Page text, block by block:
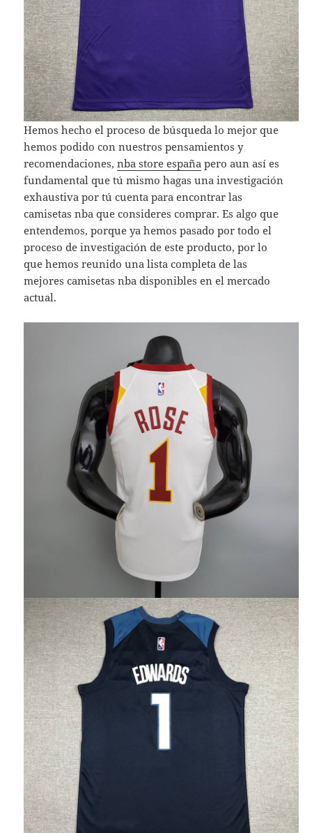
Hemos hecho el proceso de búsqueda lo mejor que
hemos podido con nuestros pensamientos y
recomendaciones,nba store españa pero aun así es
fundamental que tú mismo hagas una investigación
exhaustiva por tú cuenta para encontrar las
camisetas nba que consideres comprar. Es algo que
entendemos, porque ya hemos pasado por todo el
proceso de investigación de este producto, por lo
que hemos reunido una lista completa de las
mejores camisetas nba disponibles en el mercado
actual.